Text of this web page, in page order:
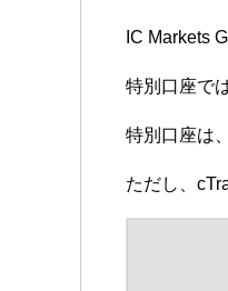
IC Markets
特別口座で
特別口座は
ただし、